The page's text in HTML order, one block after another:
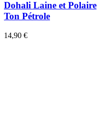
Dohali Laine et Polaire
Ton Pétrole
14,90 €